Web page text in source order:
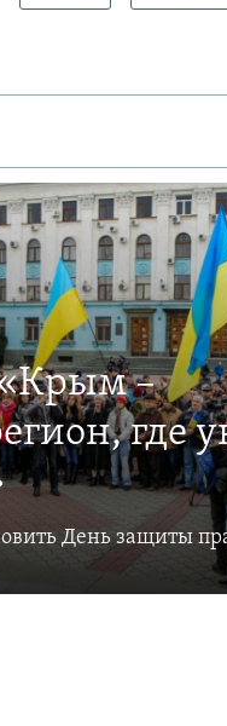
–
где
День защиты